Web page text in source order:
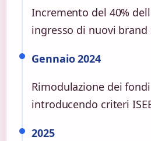
Incremento del 40%
ingresso di nuovi brand
Gennaio 2024
Rimodulazione dei
introducendo criteri
2025